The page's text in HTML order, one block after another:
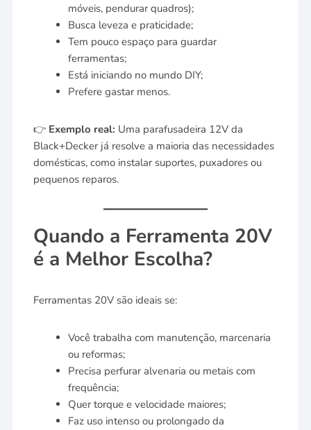
móveis, pendurar quadros);
Busca leveza e praticidade;
Tem pouco espaço para guardar
ferramentas;
Está iniciando no mundo DIY;
Prefere gastar menos.
👉 Exemplo real: Uma parafusadeira 12V da
Black+Decker já resolve a maioria das necessidades
domésticas, como instalar suportes, puxadores ou
pequenos reparos.
Quando a Ferramenta 20V
é a Melhor Escolha?
Ferramentas 20V são ideais se:
Você trabalha com manutenção, marcenaria
ou reformas;
Precisa perfurar alvenaria ou metais com
frequência;
Quer torque e velocidade maiores;
Faz uso intenso ou prolongado da